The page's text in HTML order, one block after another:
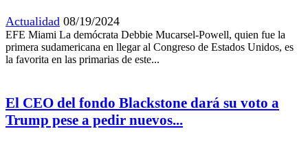
Actualidad 08/19/2024
EFE Miami La demócrata Debbie Mucarsel-Powell, quien fue la
primera sudamericana en llegar al Congreso de Estados Unidos, es
la favorita en las primarias de este...
El CEO del fondo Blackstone dará su voto a
Trump pese a pedir nuevos...